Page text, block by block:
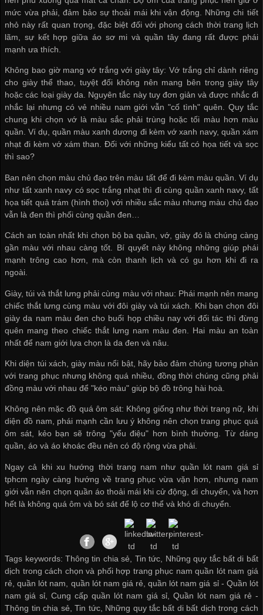
mức vừa phải, đảm bảo sự thoải mái khi vận động. Những chi tiết
nhỏ này rất quan trọng, đặc biệt đối với phong cách thời trang lịch
lãm, sự kết hợp giữa áo sơ mi và quần tây đang rất được phái
mạnh ưa thích.
Không bao giờ mang vớ trắng với giày tây: Vớ trắng chỉ dành riêng
cho giày thể thao, tuyệt đối không nên mang bên trong giày tây
hoặc các loại giày da. Nguyên tắc này tuy đơn giản và được nhắc đi
nhắc lại nhưng có vẻ nhiều nam giới vẫn "cố tình" quên. Quy tắc
chung khi chọn vớ là màu sắc phải trùng hoặc tối màu hơn màu
quần. Ví dụ, quần màu xanh dương đi kèm vớ xanh navy, quần xám
nhạt đi kèm vớ xám than. Đối với những kiểu tất có họa tiết và sọc
thì sao?
Ban nên chọn màu chủ đạo trên màu tất để đi kèm màu quần. Ví dụ
như tất xanh navy có sọc trắng nhạt thì đi cùng quần xanh navy, tất
họa tiết quả trám (hình thoi) với nhiều sắc màu nhưng màu chủ đạo
vẫn là đen thì phối cùng quần đen…
Cách an toàn nhất khi chọn bộ ba quần, vớ, giày đó là chúng càng
gần màu với nhau càng tốt. Bí quyết này không những giúp phái
mạnh trông cao hơn, mà còn thanh lịch và có gu hơn khi đi ra
ngoài.
Giày, túi và thắt lưng phải cùng màu với nhau: Phái mạnh nên mang
chiếc thắt lưng cùng màu với đôi giày và túi xách. Khi bạn chọn đôi
giày da nam màu đen cho buổi họp chiều nay với đối tác thì đừng
quên mang theo chiếc thắt lưng nam màu đen. Hai màu an toàn
nhất để nam giới lựa chọn là da đen và nâu.
Khi diện túi xách, giày màu nổi bật, hãy bảo đảm chúng tương phản
với trang phục nhưng không quá nhiều, đồng thời chúng cũng phải
đồng màu với nhau để "kéo màu" giúp bộ đồ trông hài hoà.
Không nên mặc đồ quá ôm sát: Không giống như thời trang nữ, khi
diện đồ nam, phái mạnh cần lưu ý không nên chọn trang phục quá
ôm sát, kẻo bạn sẽ trông "yểu điệu" hơn bình thường. Từ dáng
quần, áo và áo khoác đều nên có độ rộng vừa phải.
Ngay cả khi xu hướng thời trang nam như quần lót nam giá sỉ
tphcm ngày càng hướng về trang phục vừa vặn hơn, nhưng nam
giới vẫn nên chọn quần áo thoải mái khi cử động, di chuyển, và hơn
hết là không quá ôm và bó sát để lộ cơ thể và khó di chuyển.
Tags keywords: Thông tin chia sẻ, Tin tức, Những quy tắc bất di bất
dịch trong cách chọn và phối hợp trang phục nam quần lót nam giá
rẻ, quần lót nam, quần lót nam giá rẻ, quần lót nam giá sỉ - Quần lót
nam giá sỉ ,Cung cấp quần lót nam giá sỉ, Quần lót nam giá rẻ -
Thông tin chia sẻ ,Tin tức, Những quy tắc bất di bất dịch trong cách